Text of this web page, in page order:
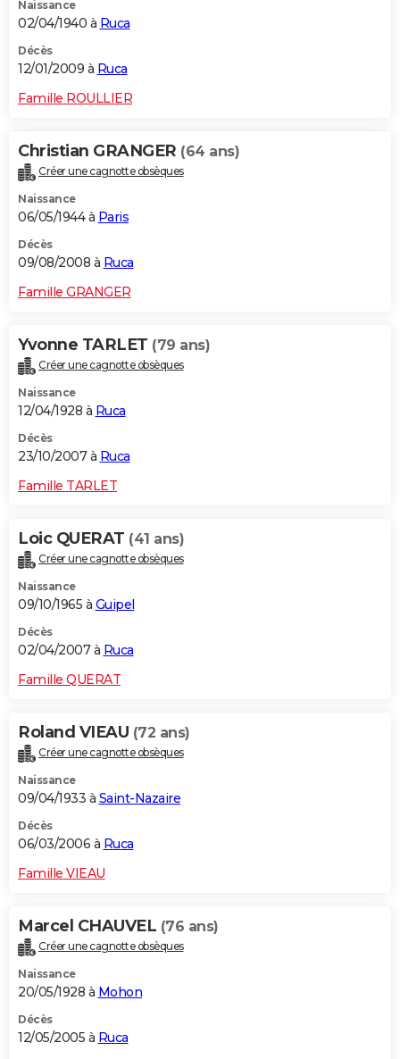
Naissance
02/04/1940 à Ruca
Décès
12/01/2009 à Ruca
Famille ROULLIER
Christian GRANGER (64 ans)
Créer une cagnotte obsèques
Naissance
06/05/1944 à Paris
Décès
09/08/2008 à Ruca
Famille GRANGER
Yvonne TARLET (79 ans)
Créer une cagnotte obsèques
Naissance
12/04/1928 à Ruca
Décès
23/10/2007 à Ruca
Famille TARLET
Loic QUERAT (41 ans)
Créer une cagnotte obsèques
Naissance
09/10/1965 à Guipel
Décès
02/04/2007 à Ruca
Famille QUERAT
Roland VIEAU (72 ans)
Créer une cagnotte obsèques
Naissance
09/04/1933 à Saint-Nazaire
Décès
06/03/2006 à Ruca
Famille VIEAU
Marcel CHAUVEL (76 ans)
Créer une cagnotte obsèques
Naissance
20/05/1928 à Mohon
Décès
12/05/2005 à Ruca